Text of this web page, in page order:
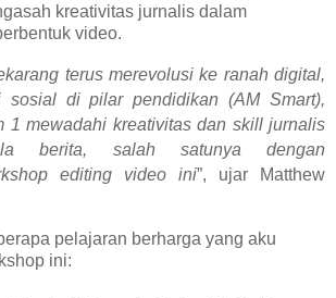
kreativitas jurnalis dalam
video.
terus merevolusi ke ranah digital,
sosial di pilar pendidikan (AM Smart),
1 mewadahi kreativitas dan skill jurnalis
berita, salah satunya dengan
editing video ini”, ujar Matthew
pelajaran berharga yang aku
ini: